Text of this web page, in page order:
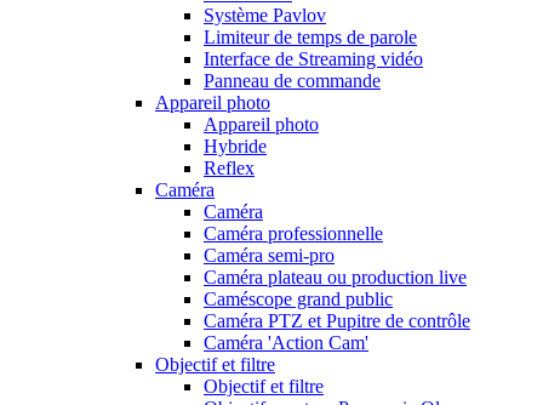
Système Pavlov
Limiteur de temps de parole
Interface de Streaming vidéo
Panneau de commande
Appareil photo
Appareil photo
Hybride
Reflex
Caméra
Caméra
Caméra professionnelle
Caméra semi-pro
Caméra plateau ou production live
Caméscope grand public
Caméra PTZ et Pupitre de contrôle
Caméra 'Action Cam'
Objectif et filtre
Objectif et filtre